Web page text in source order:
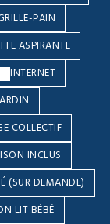
PAIN
ASPIRANTE
INTERNET
COLLECTIF
INCLUS
(SUR DEMANDE)
LIT BÉBÉ